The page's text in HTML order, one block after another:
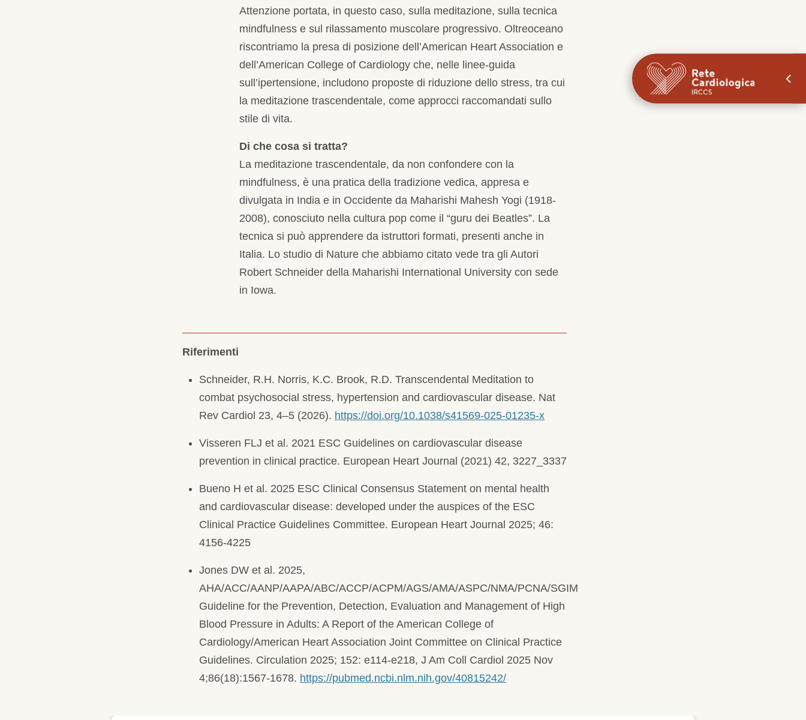
Attenzione portata, in questo caso, sulla meditazione, sulla tecnica
mindfulness e sul rilassamento muscolare progressivo. Oltreoceano
riscontriamo la presa di posizione dell’American Heart Association e
dell’American College of Cardiology che, nelle linee-guida
sull’ipertensione, includono proposte di riduzione dello stress, tra cui
la meditazione trascendentale, come approcci raccomandati sullo
stile di vita.
Di che cosa si tratta?
La meditazione trascendentale, da non confondere con la
mindfulness, è una pratica della tradizione vedica, appresa e
divulgata in India e in Occidente da Maharishi Mahesh Yogi (1918-
2008), conosciuto nella cultura pop come il “guru dei Beatles”. La
tecnica si può apprendere da istruttori formati, presenti anche in
Italia. Lo studio di Nature che abbiamo citato vede tra gli Autori
Robert Schneider della Maharishi International University con sede
in Iowa.
Riferimenti
Schneider, R.H. Norris, K.C. Brook, R.D. Transcendental Meditation to
combat psychosocial stress, hypertension and cardiovascular disease. Nat
Rev Cardiol 23, 4–5 (2026). https://doi.org/10.1038/s41569-025-01235-x
Visseren FLJ et al. 2021 ESC Guidelines on cardiovascular disease
prevention in clinical practice. European Heart Journal (2021) 42, 3227_3337
Bueno H et al. 2025 ESC Clinical Consensus Statement on mental health
and cardiovascular disease: developed under the auspices of the ESC
Clinical Practice Guidelines Committee. European Heart Journal 2025; 46:
4156-4225
Jones DW et al. 2025,
AHA/ACC/AANP/AAPA/ABC/ACCP/ACPM/AGS/AMA/ASPC/NMA/PCNA/SGIM
Guideline for the Prevention, Detection, Evaluation and Management of High
Blood Pressure in Adults: A Report of the American College of
Cardiology/American Heart Association Joint Committee on Clinical Practice
Guidelines. Circulation 2025; 152: e114-e218, J Am Coll Cardiol 2025 Nov
4;86(18):1567-1678. https://pubmed.ncbi.nlm.nih.gov/40815242/